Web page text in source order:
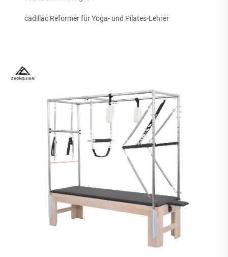
cadillac Reformer für Yoga- und Pilates-Lehrer